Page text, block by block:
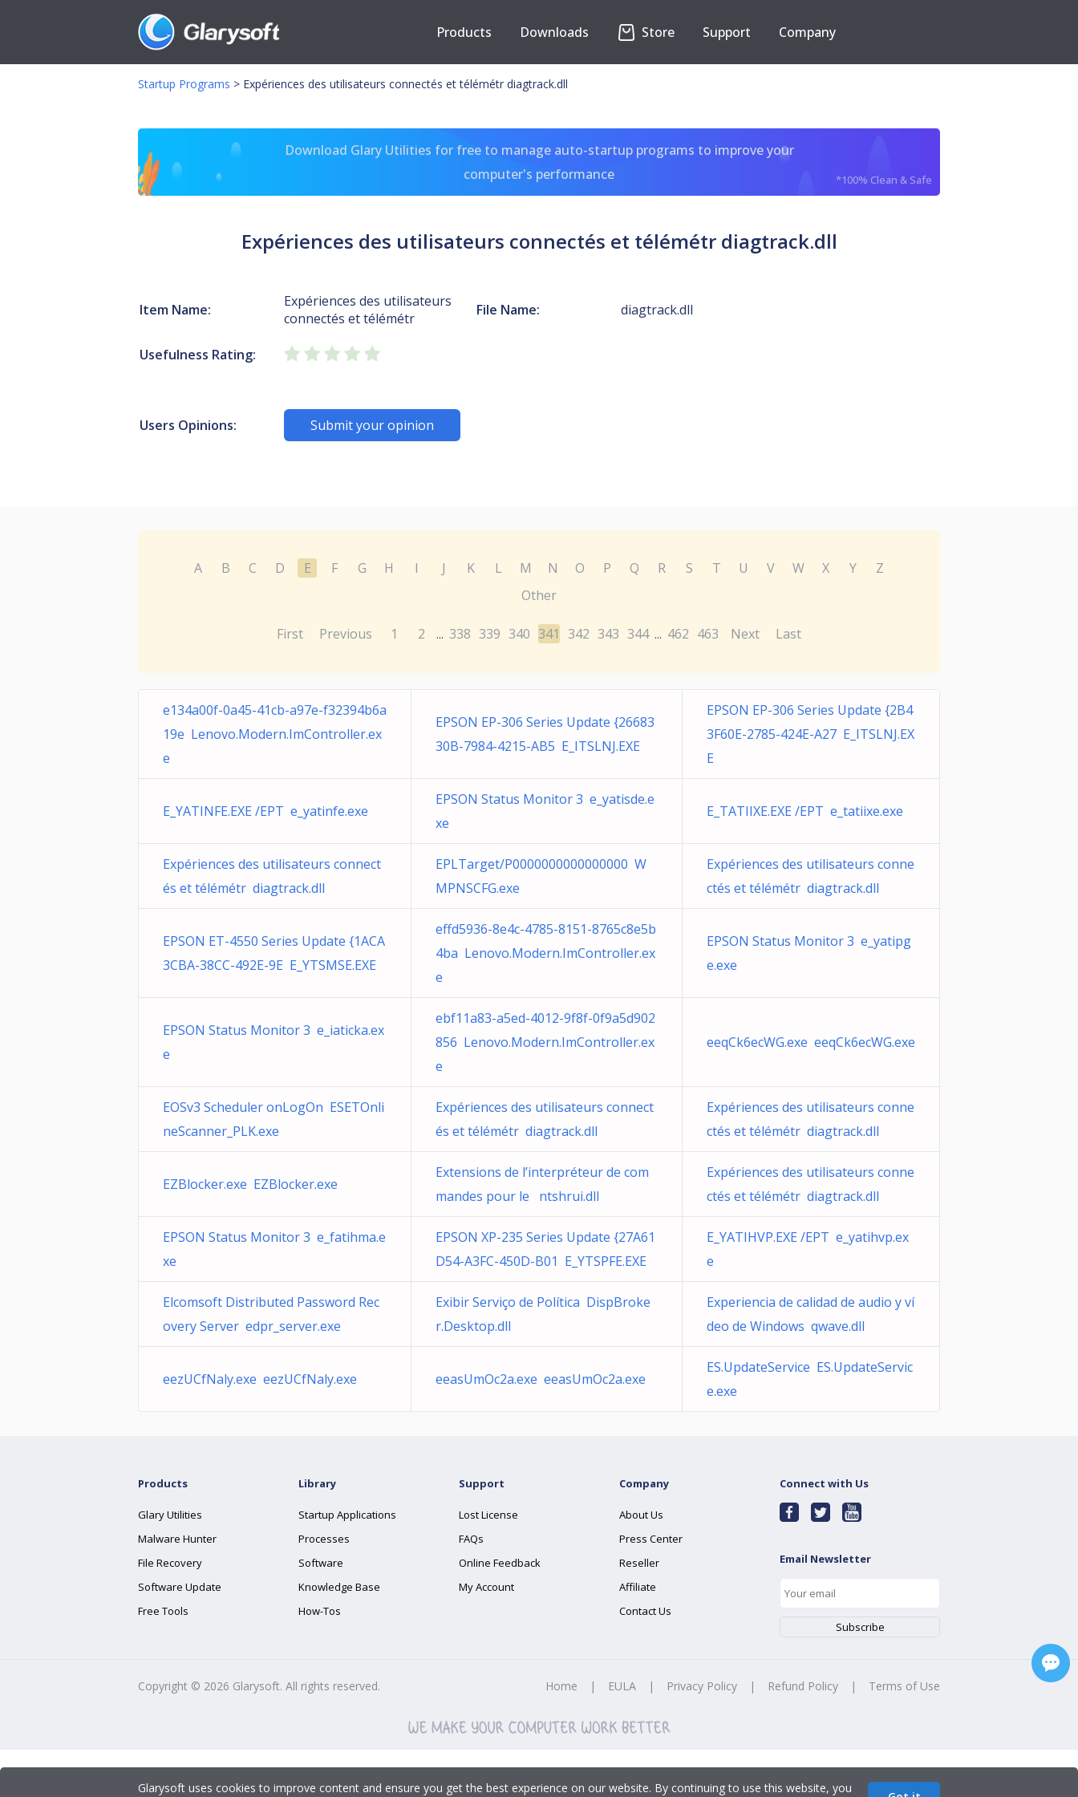
Products Downloads Store Support Company
Startup Programs > Expériences des utilisateurs connectés et télémétr diagtrack.dll
Download Glary Utilities for free to manage auto-startup programs to improve your
computer's performance
*100% Clean & Safe
Expériences des utilisateurs connectés et télémétr diagtrack.dll
Item Name:
Expériences des utilisateurs
connectés et télémétr
File Name: diagtrack.dll
Usefulness Rating:
Users Opinions: Submit your opinion
A B C D E F G H I J K L M N O P Q R S T U V W X Y
Z
Other
First Previous 1 2 ... 338 339 340 341 342 343 344 ... 462 463 Next Last
e134a00f-0a45-41cb-a97e-f32394b6a
19e Lenovo.Modern.ImController.ex
e
EPSON EP-306 Series Update {26683
30B-7984-4215-AB5 E_ITSLNJ.EXE
EPSON EP-306 Series Update {2B4
3F60E-2785-424E-A27 E_ITSLNJ.EX
E
E_YATINFE.EXE /EPT e_yatinfe.exe
EPSON Status Monitor 3 e_yatisde.e
xe
E_TATIIXE.EXE /EPT e_tatiixe.exe
Expériences des utilisateurs connect
és et télémétr diagtrack.dll
EPLTarget/P0000000000000000 W
MPNSCFG.exe
Expériences des utilisateurs conne
ctés et télémétr diagtrack.dll
EPSON ET-4550 Series Update {1ACA
3CBA-38CC-492E-9E E_YTSMSE.EXE
effd5936-8e4c-4785-8151-8765c8e5b
4ba Lenovo.Modern.ImController.ex
e
EPSON Status Monitor 3 e_yatipg
e.exe
EPSON Status Monitor 3 e_iaticka.ex
e
ebf11a83-a5ed-4012-9f8f-0f9a5d902
856 Lenovo.Modern.ImController.ex
e
eeqCk6ecWG.exe eeqCk6ecWG.exe
EOSv3 Scheduler onLogOn ESETOnli
neScanner_PLK.exe
Expériences des utilisateurs connect
és et télémétr diagtrack.dll
Expériences des utilisateurs conne
ctés et télémétr diagtrack.dll
EZBlocker.exe EZBlocker.exe
Extensions de l’interpréteur de com
mandes pour le ntshrui.dll
Expériences des utilisateurs conne
ctés et télémétr diagtrack.dll
EPSON Status Monitor 3 e_fatihma.e
xe
EPSON XP-235 Series Update {27A61
D54-A3FC-450D-B01 E_YTSPFE.EXE
E_YATIHVP.EXE /EPT e_yatihvp.ex
e
Elcomsoft Distributed Password Rec
overy Server edpr_server.exe
Exibir Serviço de Política DispBroke
r.Desktop.dll
Experiencia de calidad de audio y ví
deo de Windows qwave.dll
eezUCfNaly.exe eezUCfNaly.exe eeasUmOc2a.exe eeasUmOc2a.exe
ES.UpdateService ES.UpdateServic
e.exe
Products
Glary Utilities
Malware Hunter
File Recovery
Software Update
Free Tools
Library
Startup Applications
Processes
Software
Knowledge Base
How-Tos
Support
Lost License
FAQs
Online Feedback
My Account
Company
About Us
Press Center
Reseller
Affiliate
Contact Us
Connect with Us
Email Newsletter
Copyright © 2026 Glarysoft. All rights reserved. Home | EULA | Privacy Policy | Refund Policy | Terms of Use
Glarysoft uses cookies to improve content and ensure you get the best experience on our website. By continuing to use this website, you